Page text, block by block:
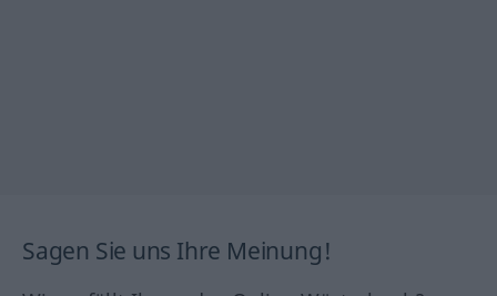
Sagen Sie uns Ihre Meinung!